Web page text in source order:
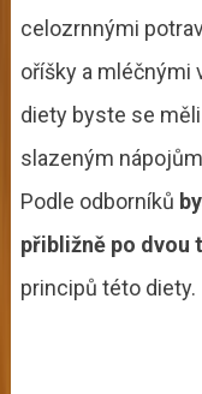
celozrnnými
oříšky a mléčnými
diety byste se
slazeným
Podle odborníků
přibližně po dvou
principů této diety.